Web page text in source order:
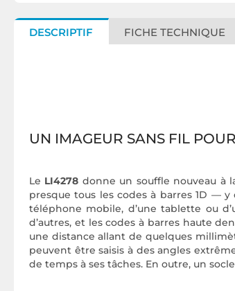
DESCRIPTIF FICHE TECHNIQUE
UN IMAGEUR SANS FIL
Le LI4278 donne un souffle nouveau à
presque tous les codes à barres 1D —
téléphone mobile, d’une tablette ou
d’autres, et les codes à barres haute
une distance allant de quelques
peuvent être saisis à des angles
de temps à ses tâches. En outre, un